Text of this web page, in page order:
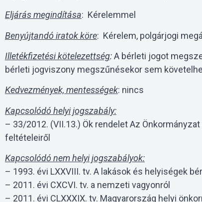
Eljárás megindítása: Kérelemmel
Benyújtandó iratok köre: Kérelem, polgárjogi
Illetékfizetési kötelezettség:A bérleti jogot
bérleti jogviszony megszűnésekor sem
Kedvezmények, mentességek: nincs
Kapcsolódó helyi jogszabály:
– 33/2012. (VII.13.) Ök rendelet Az
feltételeiről
Kapcsolódó nem helyi jogszabályok:
– 1993. évi LXXVIII. tv. A lakások és helyiségek
– 2011. évi CXCVI. tv. a nemzeti vagyonról
– 2011. évi CLXXXIX. tv. Magyarország helyi